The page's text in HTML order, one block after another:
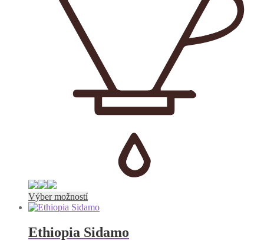
Výber možnostíTento
produkt
viacero
variantov.
Ethiopia Sidamo